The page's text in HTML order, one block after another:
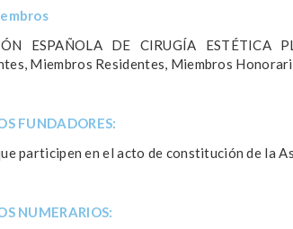
ESPAÑOLA DE CIRUGÍA ESTÉTICA
Miembros Residentes, Miembros
FUNDADORES:
participen en el acto de constitución de la
NUMERARIOS: